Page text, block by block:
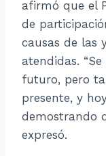
afirmó que el
de
causas de las
atendidas.
futuro, pero
presente, y
demostrando
expresó.